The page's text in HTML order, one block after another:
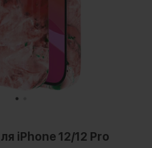
iPhone 12/12 Pro